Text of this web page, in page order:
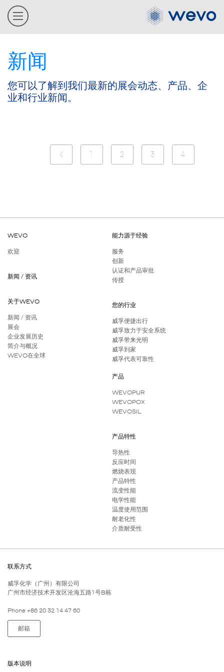
新闻
您可以了解到我们最新的展会动态、产品、企
业和行业新闻。
1 2 3 4
WEVO
欢迎
新闻 / 资讯
关于WEVO
新闻 / 资讯
展会
企业发展历史
简介与概况
WEVO在全球
能力源于经验
服务
创新
认证和产品审批
传授
您的行业
威孚便捷出行
威孚致力于安全系统
威孚带来光明
威孚到家
威孚代表可靠性
产品
WEVOPUR
WEVOPOX
WEVOSIL
产品特性
导热性
反应时间
燃烧表现
产品特性
流变性能
电学性能
温度使用范围
耐老化性
介质耐受性
联系方式
威孚化学（广州）有限公司
广州市经济技术开发区沧海五路1号B栋
Phone +86 20 32 14 47 60
邮箱
版本说明